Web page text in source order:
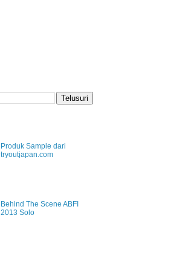
Produk Sample dari
tryoutjapan.com
Behind The Scene ABFI
2013 Solo